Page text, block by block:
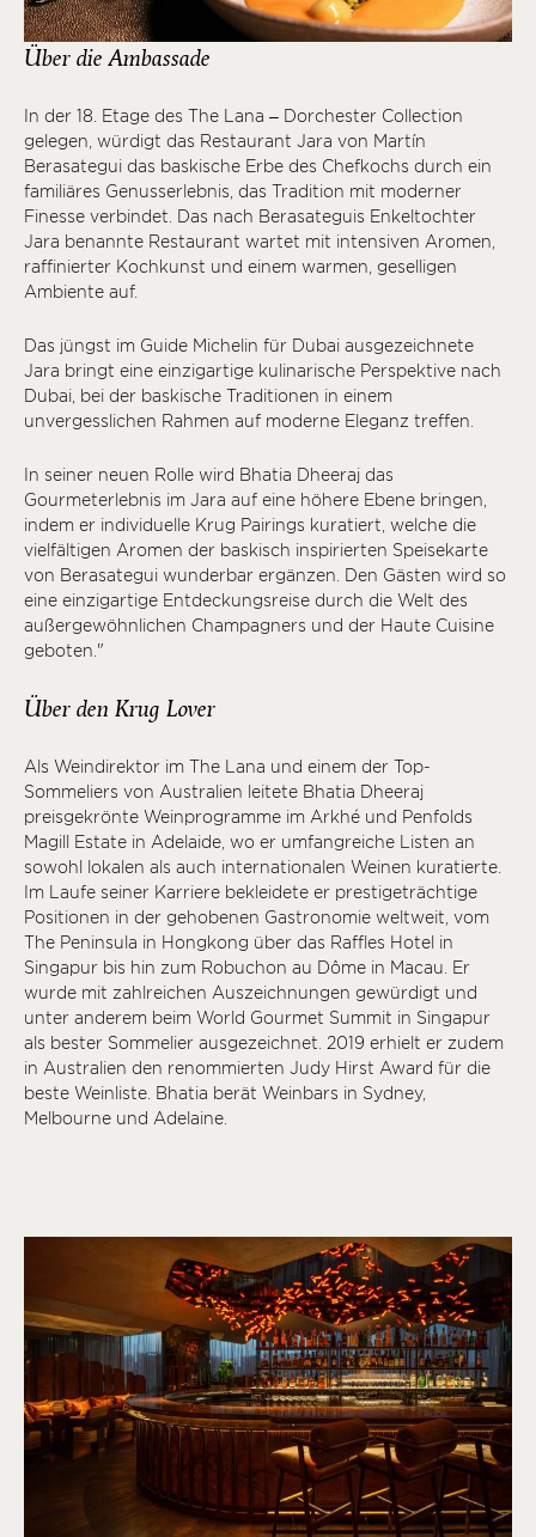
Über die Ambassade
In der 18. Etage des The Lana – Dorchester Collection
gelegen, würdigt das Restaurant Jara von Martín
Berasategui das baskische Erbe des Chefkochs durch ein
familiäres Genusserlebnis, das Tradition mit moderner
Finesse verbindet. Das nach Berasateguis Enkeltochter
Jara benannte Restaurant wartet mit intensiven Aromen,
raffinierter Kochkunst und einem warmen, geselligen
Ambiente auf.
Das jüngst im Guide Michelin für Dubai ausgezeichnete
Jara bringt eine einzigartige kulinarische Perspektive nach
Dubai, bei der baskische Traditionen in einem
unvergesslichen Rahmen auf moderne Eleganz treffen.
In seiner neuen Rolle wird Bhatia Dheeraj das
Gourmeterlebnis im Jara auf eine höhere Ebene bringen,
indem er individuelle Krug Pairings kuratiert, welche die
vielfältigen Aromen der baskisch inspirierten Speisekarte
von Berasategui wunderbar ergänzen. Den Gästen wird so
eine einzigartige Entdeckungsreise durch die Welt des
außergewöhnlichen Champagners und der Haute Cuisine
geboten."
Über den Krug Lover
Als Weindirektor im The Lana und einem der Top-
Sommeliers von Australien leitete Bhatia Dheeraj
preisgekrönte Weinprogramme im Arkhé und Penfolds
Magill Estate in Adelaide, wo er umfangreiche Listen an
sowohl lokalen als auch internationalen Weinen kuratierte.
Im Laufe seiner Karriere bekleidete er prestigeträchtige
Positionen in der gehobenen Gastronomie weltweit, vom
The Peninsula in Hongkong über das Raffles Hotel in
Singapur bis hin zum Robuchon au Dôme in Macau. Er
wurde mit zahlreichen Auszeichnungen gewürdigt und
unter anderem beim World Gourmet Summit in Singapur
als bester Sommelier ausgezeichnet. 2019 erhielt er zudem
in Australien den renommierten Judy Hirst Award für die
beste Weinliste. Bhatia berät Weinbars in Sydney,
Melbourne und Adelaine.